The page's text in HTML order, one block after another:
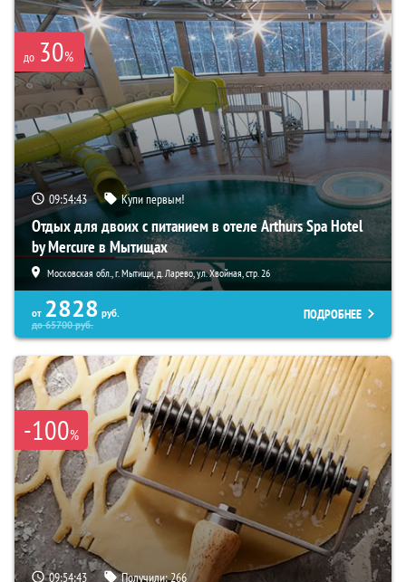
до 30%
09:54:42 Купи первым!
Отдых для двоих с питанием в отеле Arthurs Spa Hotel
by Mercure в Мытищах
Московская обл., г. Мытищи, д. Ларево, ул. Хвойная, стр. 26
от 2828 руб.
до65700руб.
ПОДРОБНЕЕ
-100%
09:54:42 Получили:266